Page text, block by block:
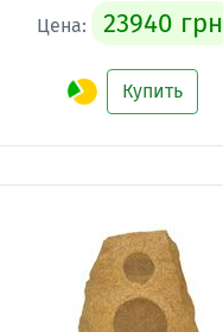
Цена: 23940 грн
Купить